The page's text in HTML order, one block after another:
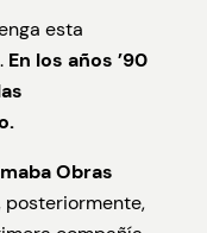
esta
En los años ’90
Obras
posteriormente,